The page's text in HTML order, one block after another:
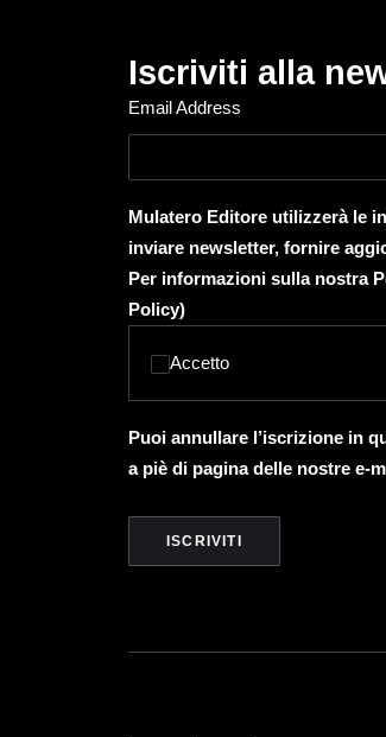
Iscriviti alla
Email Address
Mulatero Editore utilizzerà le
inviare newsletter, fornire
Per informazioni sulla nostra
Policy)
Accetto
Puoi annullare l’iscrizione in
a piè di pagina delle nostre e-